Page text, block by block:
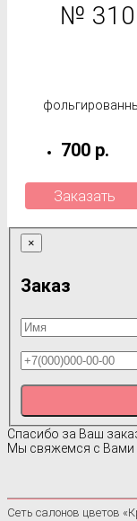
№ 310
700 р.
Заказать
×
Заказ
Спасибо за Ваш
Мы свяжемся с Вами
Сеть салонов цветов